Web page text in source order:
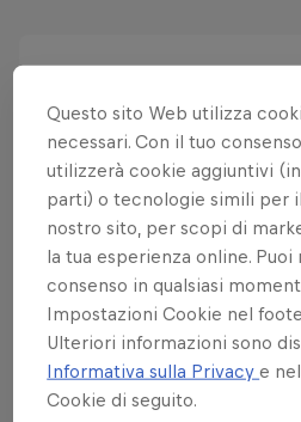
Questo sito Web utilizza
necessari. Con il tuo
utilizzerà cookie aggiuntivi
parti) o tecnologie simili per
nostro sito, per scopi di
la tua esperienza online.
consenso in qualsiasi
Impostazioni Cookie nel
Ulteriori informazioni sono
Informativa sulla Privacye
Cookie di seguito.